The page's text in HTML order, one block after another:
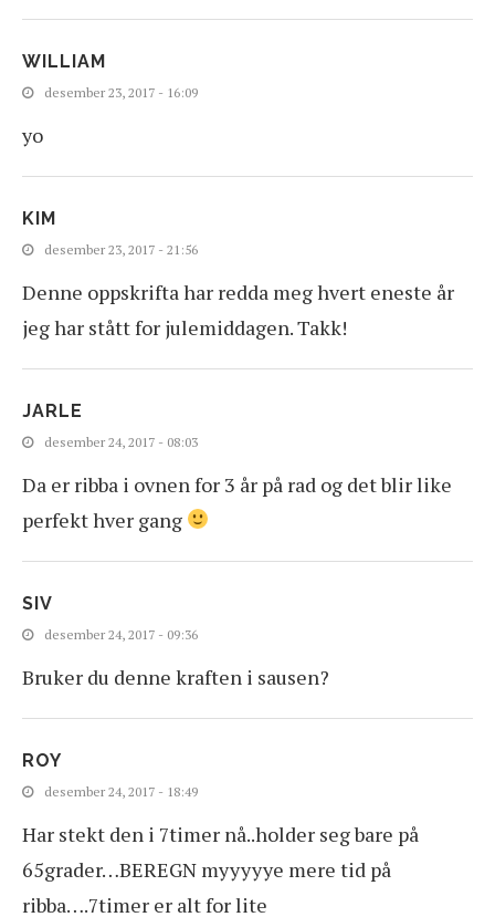
WILLIAM
desember 23, 2017 - 16:09
yo
KIM
desember 23, 2017 - 21:56
Denne oppskrifta har redda meg hvert eneste år
jeg har stått for julemiddagen. Takk!
JARLE
desember 24, 2017 - 08:03
Da er ribba i ovnen for 3 år på rad og det blir like
perfekt hver gang
SIV
desember 24, 2017 - 09:36
Bruker du denne kraften i sausen?
ROY
desember 24, 2017 - 18:49
Har stekt den i 7timer nå..holder seg bare på
65grader…BEREGN myyyyye mere tid på
ribba….7timer er alt for lite